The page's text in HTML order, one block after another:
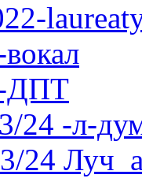
ДПТ
24 -л-
24